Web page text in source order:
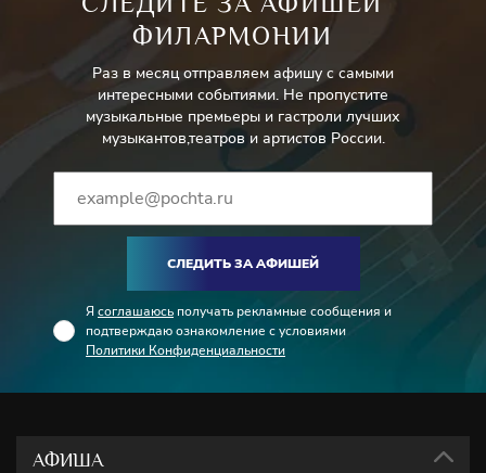
ФИЛАРМОНИИ
Раз в месяц отправляем афишу с самыми
интересными событиями. Не пропустите
музыкальные премьеры и гастроли лучших
музыкантов,театров и артистов России.
СЛЕДИТЬ ЗА АФИШЕЙ
Я соглашаюсь получать рекламные сообщения и
подтверждаю ознакомление с условиями
Политики Конфиденциальности
АФИША